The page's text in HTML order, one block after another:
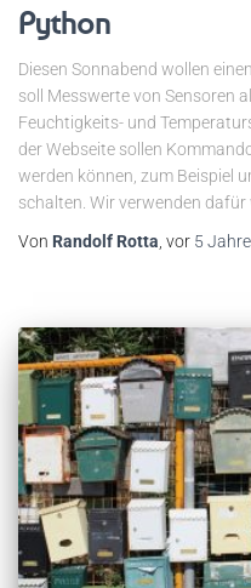
Python
Diesen Sonnabend wollen
soll Messwerte von Sensoren
Feuchtigkeits- und
der Webseite sollen
werden können, zum Beispiel
schalten. Wir verwenden dafür
Von Randolf Rotta , vor 5